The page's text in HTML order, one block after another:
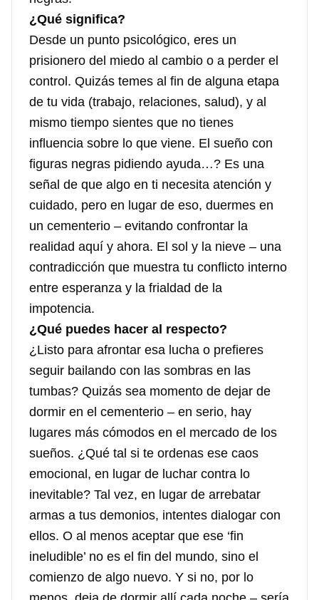
¿Qué significa?
Desde un punto psicológico, eres un
prisionero del miedo al cambio o a perder el
control. Quizás temes al fin de alguna etapa
de tu vida (trabajo, relaciones, salud), y al
mismo tiempo sientes que no tienes
influencia sobre lo que viene. El sueño con
figuras negras pidiendo ayuda…? Es una
señal de que algo en ti necesita atención y
cuidado, pero en lugar de eso, duermes en
un cementerio – evitando confrontar la
realidad aquí y ahora. El sol y la nieve – una
contradicción que muestra tu conflicto interno
entre esperanza y la frialdad de la
impotencia.
¿Qué puedes hacer al respecto?
¿Listo para afrontar esa lucha o prefieres
seguir bailando con las sombras en las
tumbas? Quizás sea momento de dejar de
dormir en el cementerio – en serio, hay
lugares más cómodos en el mercado de los
sueños. ¿Qué tal si te ordenas ese caos
emocional, en lugar de luchar contra lo
inevitable? Tal vez, en lugar de arrebatar
armas a tus demonios, intentes dialogar con
ellos. O al menos aceptar que ese ‘fin
ineludible’ no es el fin del mundo, sino el
comienzo de algo nuevo. Y si no, por lo